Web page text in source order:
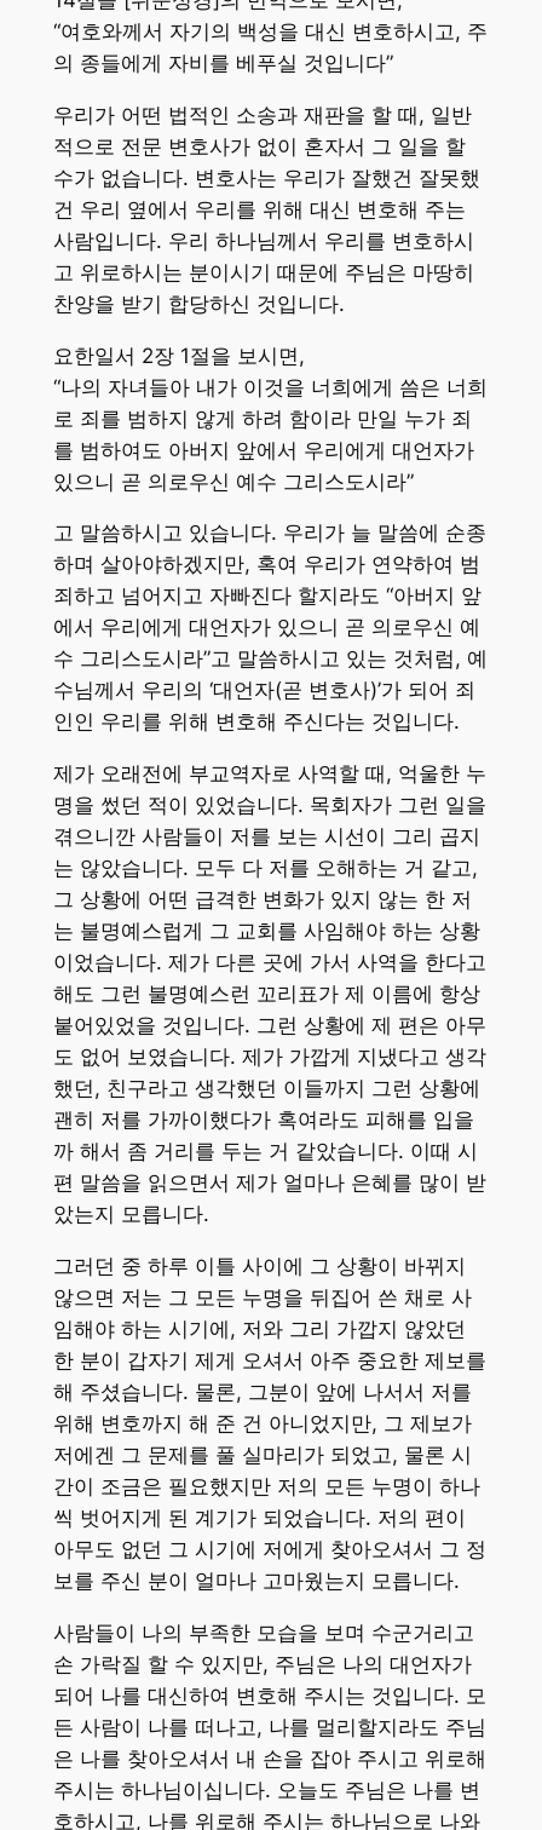
“여호와께서 자기의 백성을 대신 변호하시고, 주
의 종들에게 자비를 베푸실 것입니다”
우리가 어떤 법적인 소송과 재판을 할 때, 일반
적으로 전문 변호사가 없이 혼자서 그 일을 할
수가 없습니다. 변호사는 우리가 잘했건 잘못했
건 우리 옆에서 우리를 위해 대신 변호해 주는
사람입니다. 우리 하나님께서 우리를 변호하시
고 위로하시는 분이시기 때문에 주님은 마땅히
찬양을 받기 합당하신 것입니다.
요한일서 2장 1절을 보시면,
“나의 자녀들아 내가 이것을 너희에게 씀은 너희
로 죄를 범하지 않게 하려 함이라 만일 누가 죄
를 범하여도 아버지 앞에서 우리에게 대언자가
있으니 곧 의로우신 예수 그리스도시라”
고 말씀하시고 있습니다. 우리가 늘 말씀에 순종
하며 살아야하겠지만, 혹여 우리가 연약하여 범
죄하고 넘어지고 자빠진다 할지라도 “아버지 앞
에서 우리에게 대언자가 있으니 곧 의로우신 예
수 그리스도시라”고 말씀하시고 있는 것처럼, 예
수님께서 우리의 ‘대언자(곧 변호사)’가 되어 죄
인인 우리를 위해 변호해 주신다는 것입니다.
제가 오래전에 부교역자로 사역할 때, 억울한 누
명을 썼던 적이 있었습니다. 목회자가 그런 일을
겪으니깐 사람들이 저를 보는 시선이 그리 곱지
는 않았습니다. 모두 다 저를 오해하는 거 같고,
그 상황에 어떤 급격한 변화가 있지 않는 한 저
는 불명예스럽게 그 교회를 사임해야 하는 상황
이었습니다. 제가 다른 곳에 가서 사역을 한다고
해도 그런 불명예스런 꼬리표가 제 이름에 항상
붙어있었을 것입니다. 그런 상황에 제 편은 아무
도 없어 보였습니다. 제가 가깝게 지냈다고 생각
했던, 친구라고 생각했던 이들까지 그런 상황에
괜히 저를 가까이했다가 혹여라도 피해를 입을
까 해서 좀 거리를 두는 거 같았습니다. 이때 시
편 말씀을 읽으면서 제가 얼마나 은혜를 많이 받
았는지 모릅니다.
그러던 중 하루 이틀 사이에 그 상황이 바뀌지
않으면 저는 그 모든 누명을 뒤집어 쓴 채로 사
임해야 하는 시기에, 저와 그리 가깝지 않았던
한 분이 갑자기 제게 오셔서 아주 중요한 제보를
해 주셨습니다. 물론, 그분이 앞에 나서서 저를
위해 변호까지 해 준 건 아니었지만, 그 제보가
저에겐 그 문제를 풀 실마리가 되었고, 물론 시
간이 조금은 필요했지만 저의 모든 누명이 하나
씩 벗어지게 된 계기가 되었습니다. 저의 편이
아무도 없던 그 시기에 저에게 찾아오셔서 그 정
보를 주신 분이 얼마나 고마웠는지 모릅니다.
사람들이 나의 부족한 모습을 보며 수군거리고
손 가락질 할 수 있지만, 주님은 나의 대언자가
되어 나를 대신하여 변호해 주시는 것입니다. 모
든 사람이 나를 떠나고, 나를 멀리할지라도 주님
은 나를 찾아오셔서 내 손을 잡아 주시고 위로해
주시는 하나님이십니다. 오늘도 주님은 나를 변
호하시고, 나를 위로해 주시는 하나님으로 나와